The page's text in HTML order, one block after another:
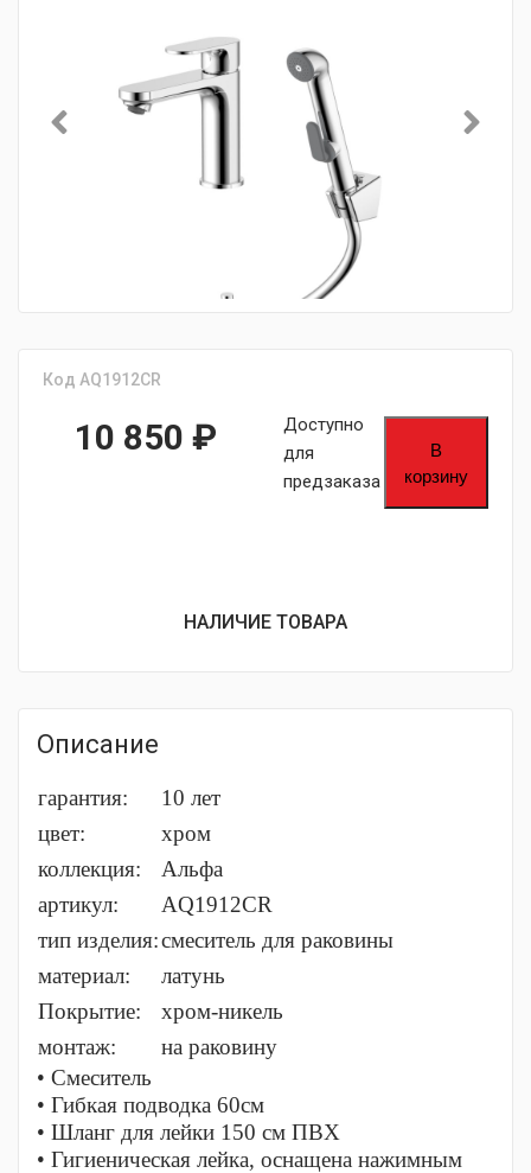
Код AQ1912CR
10 850 ₽
Доступно
для
предзаказа
В
корзину
НАЛИЧИЕ ТОВАРА
Описание
гарантия:
10 лет
цвет:
хром
коллекция:
Альфа
артикул:
AQ1912CR
тип изделия:cмеситель для раковины
материал:
латунь
Покрытие:
хром-никель
монтаж:
на раковину
• Смеситель
• Гибкая подводка 60см
• Шланг для лейки 150 см ПВХ
• Гигиеническая лейка, оснащена нажимным